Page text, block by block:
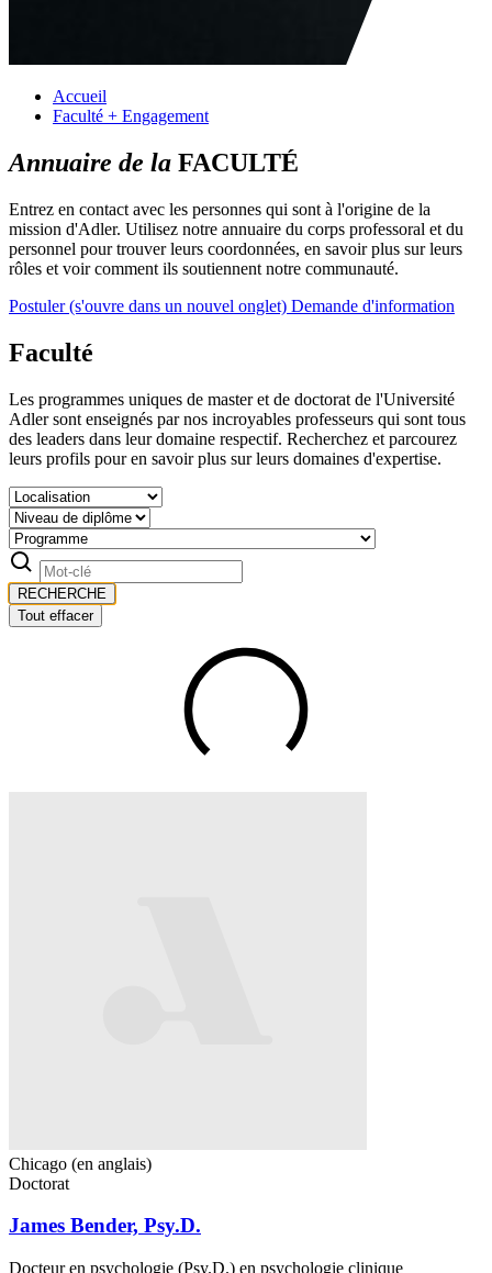
Accueil
Faculté + Engagement
Annuaire de la FACULTÉ
Entrez en contact avec les personnes qui sont à l'origine de la
mission d'Adler. Utilisez notre annuaire du corps professoral et du
personnel pour trouver leurs coordonnées, en savoir plus sur leurs
rôles et voir comment ils soutiennent notre communauté.
Postuler(s'ouvre dans un nouvel onglet) Demande d'information
Faculté
Les programmes uniques de master et de doctorat de l'Université
Adler sont enseignés par nos incroyables professeurs qui sont tous
des leaders dans leur domaine respectif. Recherchez et parcourez
leurs profils pour en savoir plus sur leurs domaines d'expertise.
RECHERCHE
Tout effacer
Chicago (en anglais)
Doctorat
James Bender, Psy.D.
Docteur en psychologie (Psy.D.) en psychologie clinique